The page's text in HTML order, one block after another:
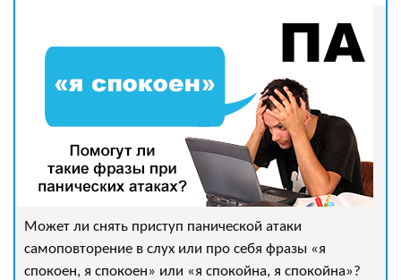
Может ли снять приступ панической атаки
самоповторение в слух или про себя фразы «я
спокоен, я спокоен» или «я спокойна, я спокойна»?